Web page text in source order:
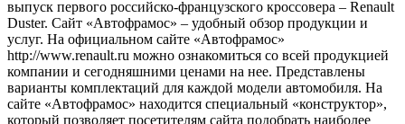
выпуск первого российско-французского кроссовера – Renault
Duster. Сайт «Автофрамос» – удобный обзор продукции и
услуг. На официальном сайте «Автофрамос»
http://www.renault.ru можно ознакомиться со всей продукцией
компании и сегодняшними ценами на нее. Представлены
варианты комплектаций для каждой модели автомобиля. На
сайте «Автофрамос» находится специальный «конструктор»,
который позволяет посетителям сайта подобрать наиболее